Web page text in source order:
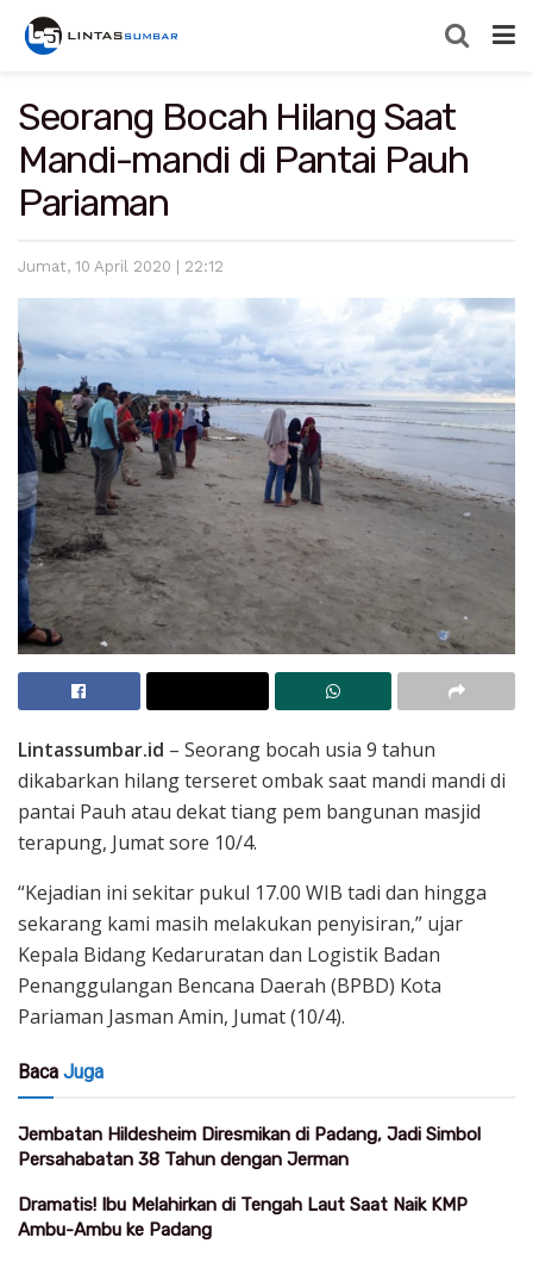
Seorang Bocah Hilang Saat
Mandi-mandi di Pantai Pauh
Pariaman
Jumat, 10 April 2020 | 22:12
Lintassumbar.id – Seorang bocah usia 9 tahun
dikabarkan hilang terseret ombak saat mandi mandi di
pantai Pauh atau dekat tiang pem bangunan masjid
terapung, Jumat sore 10/4.
“Kejadian ini sekitar pukul 17.00 WIB tadi dan hingga
sekarang kami masih melakukan penyisiran,” ujar
Kepala Bidang Kedaruratan dan Logistik Badan
Penanggulangan Bencana Daerah (BPBD) Kota
Pariaman Jasman Amin, Jumat (10/4).
Baca Juga
Jembatan Hildesheim Diresmikan di Padang, Jadi Simbol
Persahabatan 38 Tahun dengan Jerman
Dramatis! Ibu Melahirkan di Tengah Laut Saat Naik KMP
Ambu-Ambu ke Padang